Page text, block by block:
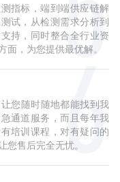
指标，端到端供应链解
试，从检测需求分析到
持，同时整合全行业资
，为您提供最优解。
您随时随地都能找到我
通道服务，而且每年我
培训课程，对有疑问的
售后完全无忧。